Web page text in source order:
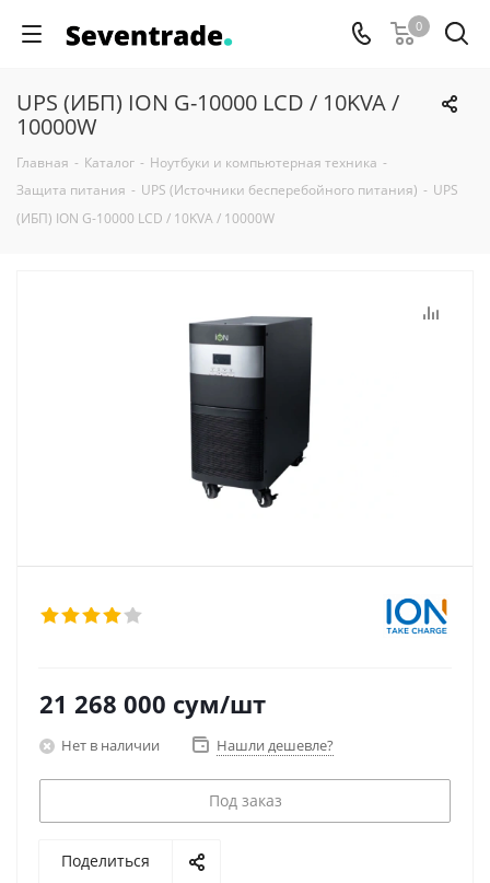
0
UPS (ИБП) ION G-10000 LCD / 10KVA /
10000W
Главная - Каталог - Ноутбуки и компьютерная техника -
Защита питания - UPS (Источники бесперебойного питания) - UPS
(ИБП) ION G-10000 LCD / 10KVA / 10000W
21 268 000 сум/шт
Нет в наличии Нашли дешевле?
Под заказ
Поделиться